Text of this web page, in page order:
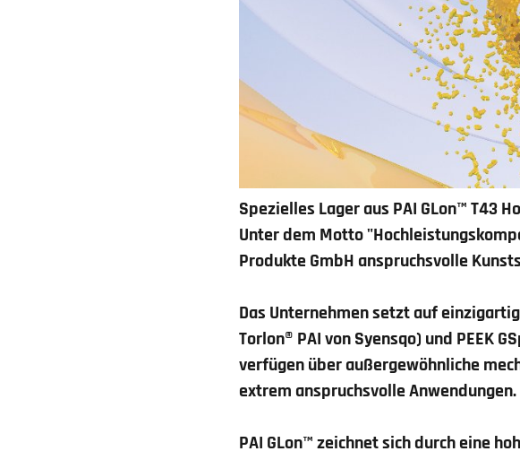
Spezielles Lager aus PAI GLon™ T43
Unter dem Motto
Produkte GmbH anspruchsvolle
Das Unternehmen setzt auf
Torlon® PAI von Syensqo) und PEEK
verfügen über außergewöhnliche
extrem anspruchsvolle Anwendungen.
PAI GLon™zeichnet sich durch eine